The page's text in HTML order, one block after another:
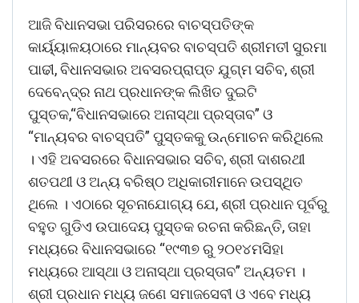
ଆଜି ବିଧାନସଭା ପରିସରରେ ବାଚସ୍ପତିଙ୍କ
କାର୍ୟ୍ୟାଳୟଠାରେ ମାନ୍ୟବର ବାଚସ୍ପତି ଶ୍ରୀମତୀ ସୁରମା
ପାଢୀ, ବିଧାନସଭାର ଅବସରପ୍ରାପ୍ତ ଯୁଗ୍ମ ସଚିବ, ଶ୍ରୀ
ଦେବେନ୍ଦ୍ର ନାଥ ପ୍ରଧାନଙ୍କ ଲିଖିତ ଦୁଇଟି
ପୁସ୍ତକ,“ବିଧାନସଭାରେ ଅନାସ୍ଥା ପ୍ରସ୍ତାବ” ଓ
“ମାନ୍ୟବର ବାଚସ୍ପତି” ପୁସ୍ତକକୁ ଉନ୍ମୋଚନ କରିଥିଲେ
। ଏହି ଅବସରରେ ବିଧାନସଭାର ସଚିବ, ଶ୍ରୀ ଦାଶରଥୀ
ଶତପଥୀ ଓ ଅନ୍ୟ ବରିଷ୍ଠ ଅଧିକାରୀମାନେ ଉପସ୍ଥିତ
ଥିଲେ । ଏଠାରେ ସୂଚନାଯୋଗ୍ୟ ଯେ, ଶ୍ରୀ ପ୍ରଧାନ ପୂର୍ବରୁ
ବହୁତ ଗୁଡିଏ ଉପାଦେୟ ପୁସ୍ତକ ରଚନା କରିଛନ୍ତି, ତାହା
ମଧ୍ୟରେ ବିଧାନସଭାରେ “୧୯୩୭ ରୁ ୨୦୧୪ମସିହା
ମଧ୍ୟରେ ଆସ୍ଥା ଓ ଅନାସ୍ଥା ପ୍ରସ୍ତାବ” ଅନ୍ୟତମ ।
ଶ୍ରୀ ପ୍ରଧାନ ମଧ୍ୟ ଜଣେ ସମାଜସେବୀ ଓ ଏବେ ମଧ୍ୟ